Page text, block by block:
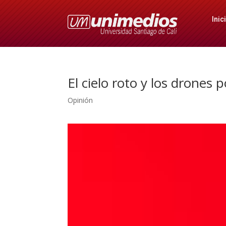
El cielo roto y los drones
Opinión